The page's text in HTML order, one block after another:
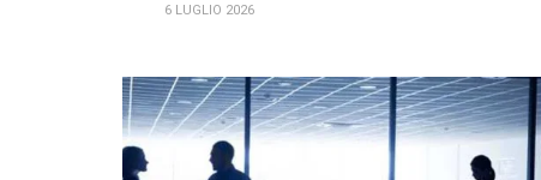
6 LUGLIO 2026